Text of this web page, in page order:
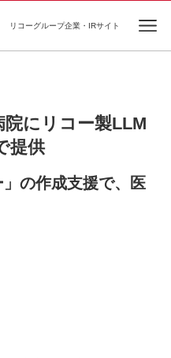
リコーグループ企業・IRサイト
院にリコー製LLM
提供
の作成支援で、医